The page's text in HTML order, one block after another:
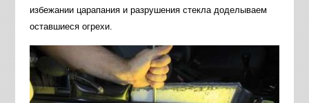
избежании царапания и разрушения стекла доделываем
оставшиеся огрехи.